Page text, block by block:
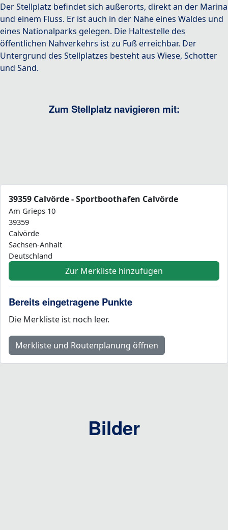
Der Stellplatz befindet sich außerorts, direkt an der Marina
und einem Fluss. Er ist auch in der Nähe eines Waldes und
eines Nationalparks gelegen. Die Haltestelle des
öffentlichen Nahverkehrs ist zu Fuß erreichbar. Der
Untergrund des Stellplatzes besteht aus Wiese, Schotter
und Sand.
Zum Stellplatz navigieren mit:
39359 Calvörde - Sportboothafen Calvörde
Am Grieps 10
39359
Calvörde
Sachsen-Anhalt
Deutschland
Zur Merkliste hinzufügen
Bereits eingetragene Punkte
Die Merkliste ist noch leer.
Merkliste und Routenplanung öffnen
Bilder